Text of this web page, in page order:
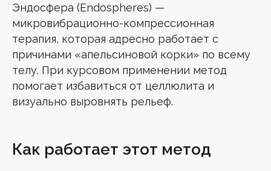
Эндосфера (Endospheres) —
микровибрационно-компрессионная
терапия, которая адресно работает с
причинами «апельсиновой корки» по всему
телу. При курсовом применении метод
помогает избавиться от целлюлита и
визуально выровнять рельеф.
Как работает этот метод